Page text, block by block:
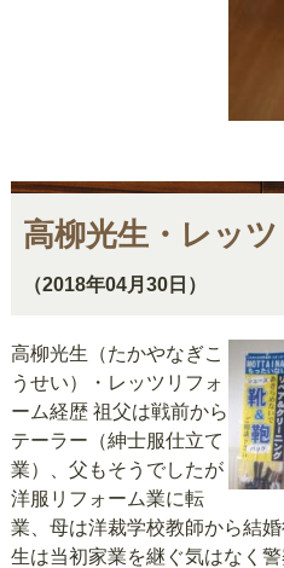
高柳光生・レッ
（2018年04月30日）
高柳光生（たかやなぎこ
うせい）・レッツリフォ
ーム経歴 祖父は戦前から
テーラー（紳士服仕立て
業）、父もそうでしたが
洋服リフォーム業に転
業、母は洋裁学校教師から結
生は当初家業を継ぐ気はなく